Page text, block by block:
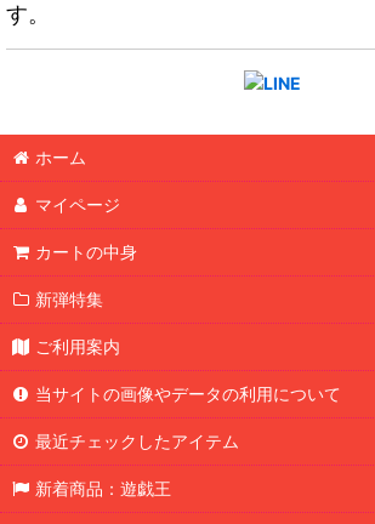
す。
ホーム
マイページ
カートの中身
新弾特集
ご利用案内
当サイトの画像やデータの利用について
最近チェックしたアイテム
新着商品：遊戯王